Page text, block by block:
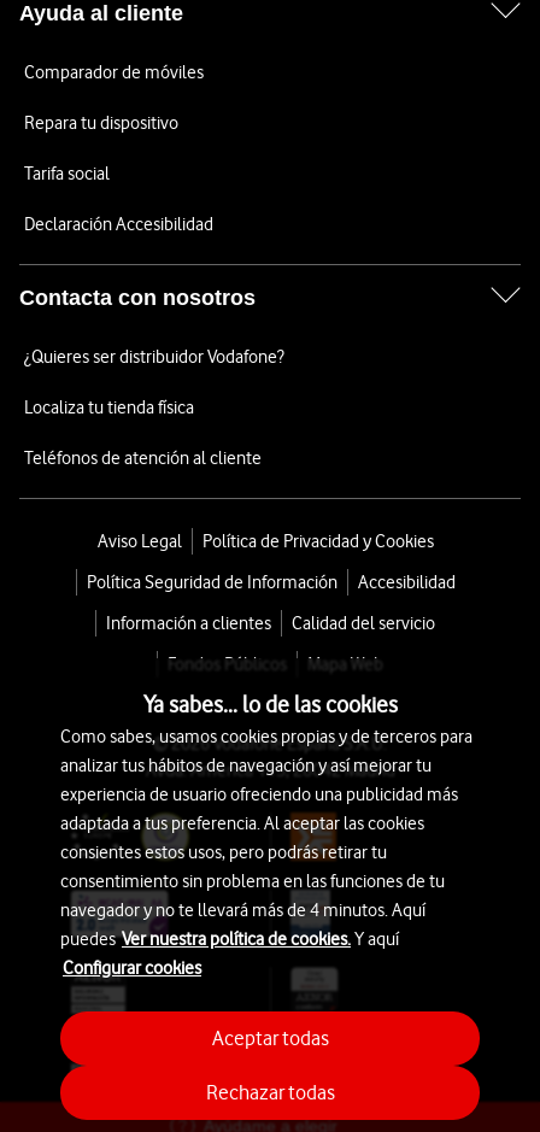
Ayúdame a elegir
Ayuda al cliente
Comparador de móviles
Repara tu dispositivo
Tarifa social
Declaración Accesibilidad
Contacta con nosotros
¿Quieres ser distribuidor Vodafone?
Localiza tu tienda física
Teléfonos de atención al cliente
Aviso Legal
Política de Privacidad y Cookies
Política Seguridad de Información
Accesibilidad
Información a clientes
Calidad del servicio
Fondos Públicos
Mapa Web
© 2026 Vodafone España S.A.U.
Avda. América 115, 28042 Madrid
Ya sabes... lo de las cookies
Como sabes, usamos cookies propias y de terceros para
analizar tus hábitos de navegación y así mejorar tu
experiencia de usuario ofreciendo una publicidad más
adaptada a tus preferencia. Al aceptar las cookies
consientes estos usos, pero podrás retirar tu
consentimiento sin problema en las funciones de tu
navegador y no te llevará más de 4 minutos. Aquí
puedesVer nuestra política de cookies.Y aquí
Configurar cookies
Rechazar todas
Aceptar todas